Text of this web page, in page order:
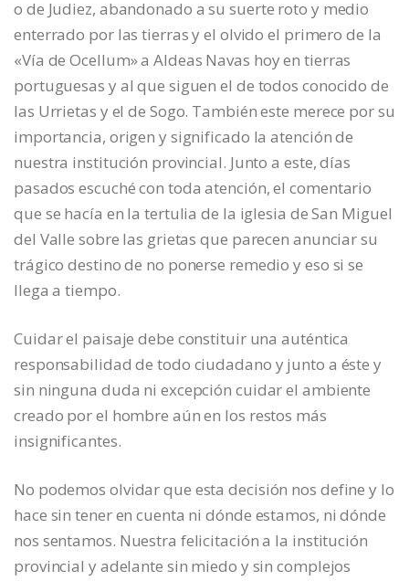
o de Judiez, abandonado a su suerte roto y medio
enterrado por las tierras y el olvido el primero de la
«Vía de Ocellum» a Aldeas Navas hoy en tierras
portuguesas y al que siguen el de todos conocido de
las Urrietas y el de Sogo. También este merece por su
importancia, origen y significado la atención de
nuestra institución provincial. Junto a este, días
pasados escuché con toda atención, el comentario
que se hacía en la tertulia de la iglesia de San Miguel
del Valle sobre las grietas que parecen anunciar su
trágico destino de no ponerse remedio y eso si se
llega a tiempo.
Cuidar el paisaje debe constituir una auténtica
responsabilidad de todo ciudadano y junto a éste y
sin ninguna duda ni excepción cuidar el ambiente
creado por el hombre aún en los restos más
insignificantes.
No podemos olvidar que esta decisión nos define y lo
hace sin tener en cuenta ni dónde estamos, ni dónde
nos sentamos. Nuestra felicitación a la institución
provincial y adelante sin miedo y sin complejos